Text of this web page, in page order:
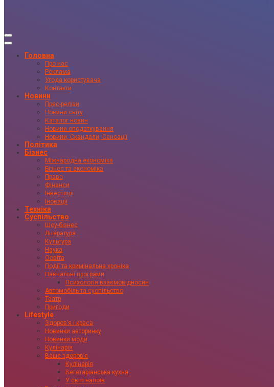
Головна
Про нас
Реклама
Угода користувача
Контакти
Новини
Прес-релізи
Новини світу
Каталог новин
Новини оподаткування
Новини, Скандали, Сенсації
Політика
Бізнес
Міжнародна економіка
Бізнес та економіка
Право
Фінанси
Інвестиції
Іновації
Техніка
Суспільство
Шоу-бізнес
Література
Культура
Наука
Освіта
Події та кримінальна хроніка
Навчальні програми
Психологія взаємовідносин
Автомобіль та суспільство
Театр
Пригоди
Lifestyle
Здоровʼя і краса
Новинки авторинку
Новинки моди
Кулінарія
Ваше здоровʼя
Кулінарія
Вегетаріанська кухня
У світі напоїв